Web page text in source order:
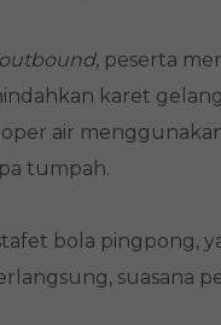
outbound, peserta
karet
air
tumpah.
bola pingpong,
suasana